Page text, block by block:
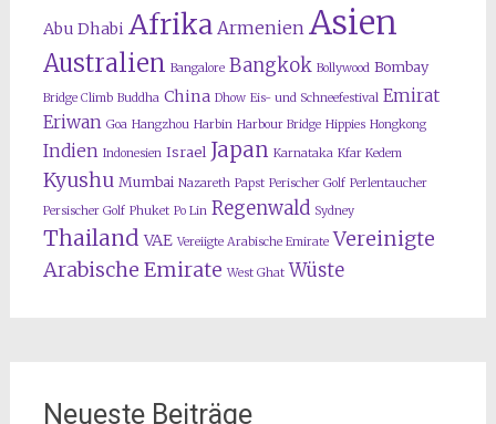
Abu Dhabi Afrika Armenien Asien
Australien Bangalore Bangkok Bollywood Bombay
Bridge Climb Buddha China Dhow Eis- und Schneefestival Emirat
Eriwan Goa Hangzhou Harbin Harbour Bridge Hippies Hongkong
Indien Indonesien Israel Japan Karnataka Kfar Kedem
Kyushu Mumbai Nazareth Papst Perischer Golf Perlentaucher
Persischer Golf Phuket Po Lin Regenwald Sydney
Thailand VAE Vereiigte Arabische Emirate Vereinigte
Arabische Emirate West Ghat Wüste
Neueste Beiträge